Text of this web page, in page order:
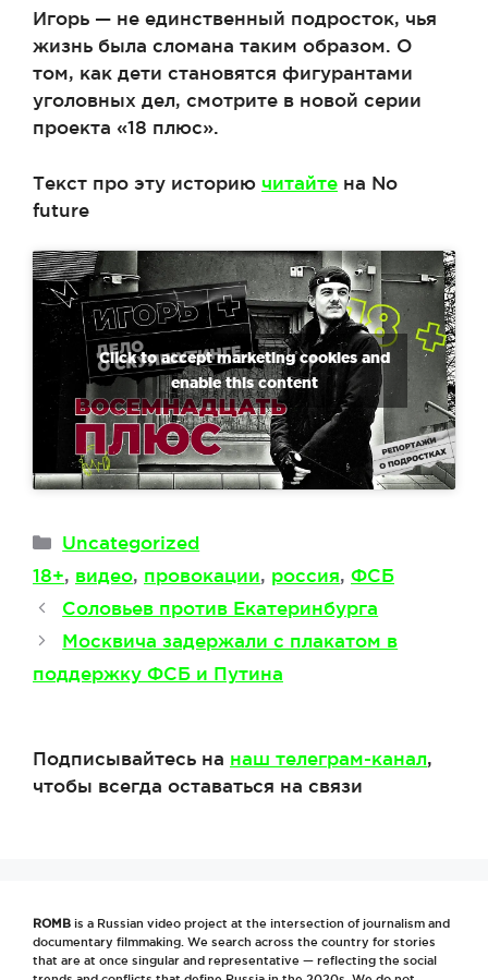
Игорь — не единственный подросток, чья
жизнь была сломана таким образом. О
том, как дети становятся фигурантами
уголовных дел, смотрите в новой серии
проекта «18 плюс».
Текст про эту историю читайте на No
future
Click to accept marketing cookies and
enable this content
Рубрики
Uncategorized
Метки
18+, видео, провокации, россия, ФСБ
Соловьев против Екатеринбурга
Москвича задержали с плакатом в
поддержку ФСБ и Путина
Подписывайтесь на наш телеграм-канал,
чтобы всегда оставаться на связи
ROMB is a Russian video project at the intersection of journalism and
documentary filmmaking. We search across the country for stories
that are at once singular and representative — reflecting the social